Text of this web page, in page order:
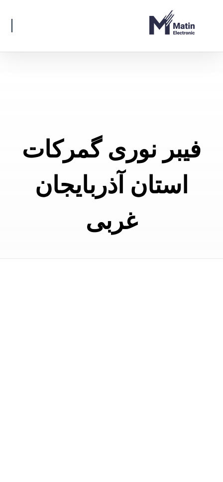
فیبر نوری گمرکات
استان آذربایجان
غربی